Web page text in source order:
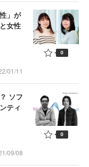
」が
女性
01/11
0
ソフ
ティ
09/08
0